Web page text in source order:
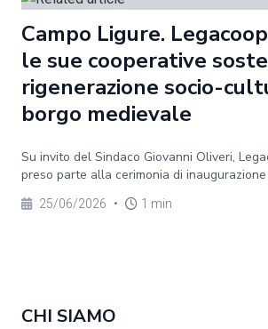
Campo Ligure.
le sue cooperative
rigenerazione socio-
borgo medievale
Su invito del Sindaco Giovanni Oliveri,
preso parte alla cerimonia di inaugurazione
25/06/2026 • 1 min
CHI SIAMO